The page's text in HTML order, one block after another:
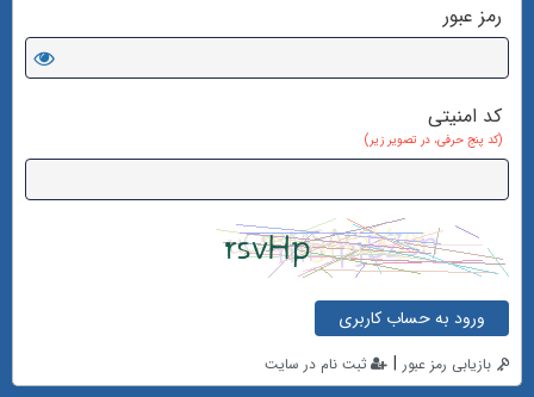
رمز عبور
کد امنیتی
(کد پنج حرفی، در تصویر زیر)
ورود به حساب کاربری
بازیابی رمز عبور | ثبت نام در سایت